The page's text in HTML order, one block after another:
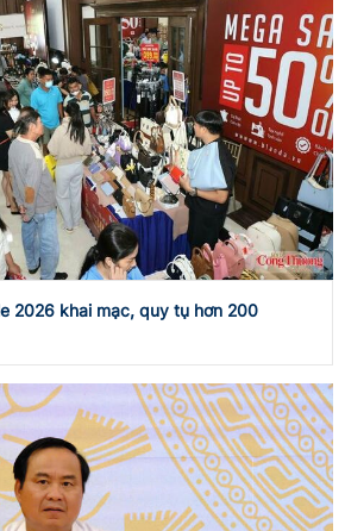
2026 khai mạc, quy tụ hơn 200